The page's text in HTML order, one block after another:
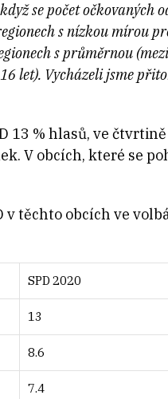
se počet očkovaných
s nízkou mírou
s průměrnou
let). Vycházeli jsme
13 % hlasů, ve
V obcích, které se
těchto obcích ve
SPD 2020
13
8.6
7.4